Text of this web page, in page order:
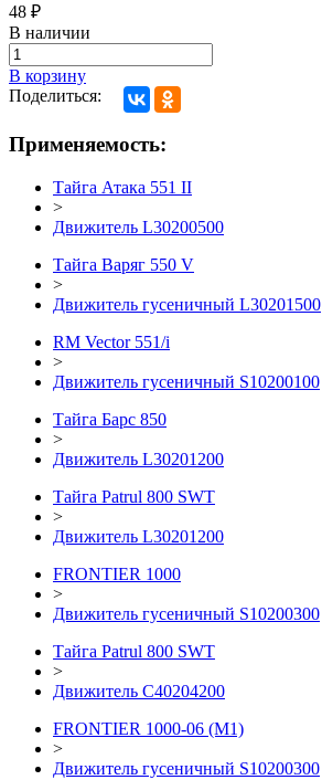
48 ₽
В наличии
В корзину
Поделиться:
Применяемость:
Тайга Атака 551 II
>
Движитель L30200500
Тайга Варяг 550 V
>
Движитель гусеничный L30201500
RM Vector 551/i
>
Движитель гусеничный S10200100
Тайга Барс 850
>
Движитель L30201200
Тайга Patrul 800 SWT
>
Движитель L30201200
FRONTIER 1000
>
Движитель гусеничный S10200300
Тайга Patrul 800 SWT
>
Движитель С40204200
FRONTIER 1000-06 (М1)
>
Движитель гусеничный S10200300